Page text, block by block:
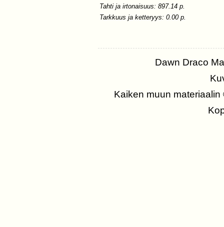
Tahti ja irtonaisuus: 897.14 p.
Tarkkuus ja ketteryys: 0.00 p.
Dawn Draco
Kaiken muun